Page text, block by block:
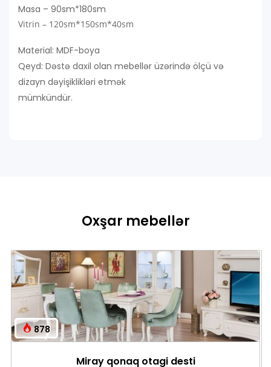
Masa – 90sm*180sm
Vitrin – 120sm*150sm*40sm
Material: MDF-boya
Qeyd: Dəstə daxil olan mebellər üzərində ölçü və
dizayn dəyişiklikləri etmək
mümkündür.
Oxşar mebellər
878
Miray qonaq otagi desti